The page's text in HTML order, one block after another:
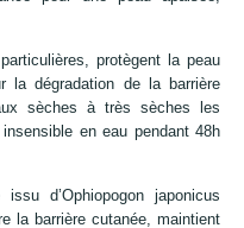
protègent la peau
la dégradation de la barrière
sèches à très sèches les
en eau pendant 48h
d’Ophiopogon japonicus
la barrière cutanée, maintient